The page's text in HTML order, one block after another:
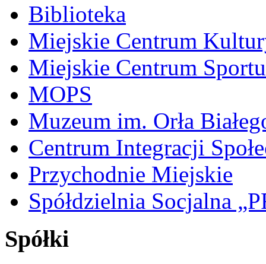
Biblioteka
Miejskie Centrum
Miejskie Centrum
MOPS
Muzeum im. Orła
Centrum Integracji
Przychodnie Miejskie
Spółdzielnia Socjalna
Spółki